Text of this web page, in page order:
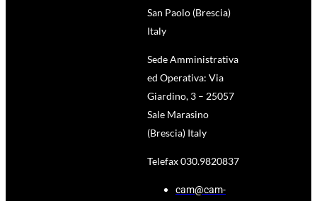
San Paolo (Brescia)
Italy
Sede Amministrativa
ed Operativa: Via
Giardino, 3 – 25057
Sale Marasino
(Brescia) Italy
Telefax 030.9820837
cam@cam-